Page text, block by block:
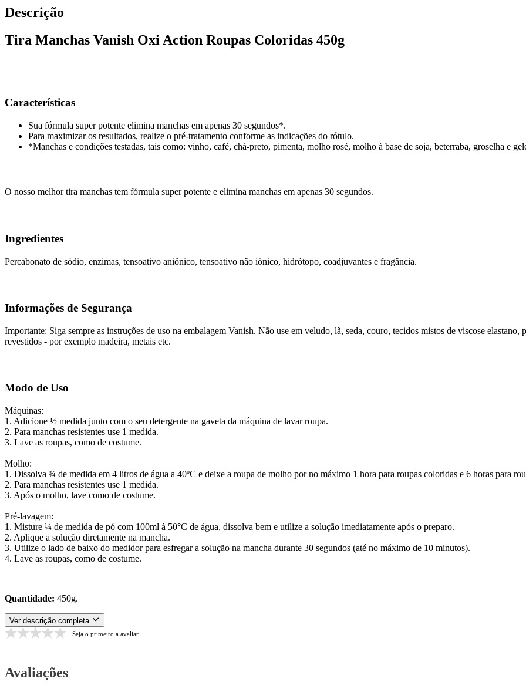
Descrição
Tira Manchas Vanish Oxi Action Roupas Coloridas 450g
Características
Sua fórmula super potente elimina manchas em apenas 30 segundos*.
Para maximizar os resultados, realize o pré-tratamento conforme as indicações do rótulo.
*Manchas e condições testadas, tais como: vinho, café, chá-preto, pimenta, molho rosé, molho à base de soja, beterraba, groselha e
O nosso melhor tira manchas tem fórmula super potente e elimina manchas em apenas 30 segundos.
Ingredientes
Percabonato de sódio, enzimas, tensoativo aniônico, tensoativo não iônico, hidrótopo, coadjuvantes e fragância.
Informações de Segurança
Importante: Siga sempre as instruções de uso na embalagem Vanish. Não use em veludo, lã, seda, couro, tecidos mistos de viscose
revestidos - por exemplo madeira, metais etc.
Modo de Uso
Máquinas:
1. Adicione ½ medida junto com o seu detergente na gaveta da máquina de lavar roupa.
2. Para manchas resistentes use 1 medida.
3. Lave as roupas, como de costume.
Molho:
1. Dissolva ¾ de medida em 4 litros de água a 40ºC e deixe a roupa de molho por no máximo 1 hora para roupas coloridas e 6 horas para
2. Para manchas resistentes use 1 medida.
3. Após o molho, lave como de costume.
Pré-lavagem:
1. Misture ¼ de medida de pó com 100ml à 50°C de água, dissolva bem e utilize a solução imediatamente após o preparo.
2. Aplique a solução diretamente na mancha.
3. Utilize o lado de baixo do medidor para esfregar a solução na mancha durante 30 segundos (até no máximo de 10 minutos).
4. Lave as roupas, como de costume.
Quantidade: 450g.
Ver descrição completa
Seja o primeiro a avaliar
Avaliações